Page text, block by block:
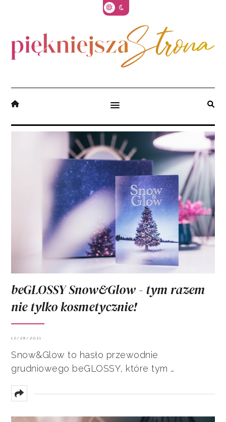
beGLOSSY Snow&Glow - tym razem
nie tylko kosmetycznie!
12/28/2021
Snow&Glow to hasło przewodnie
grudniowego beGLOSSY, które tym …